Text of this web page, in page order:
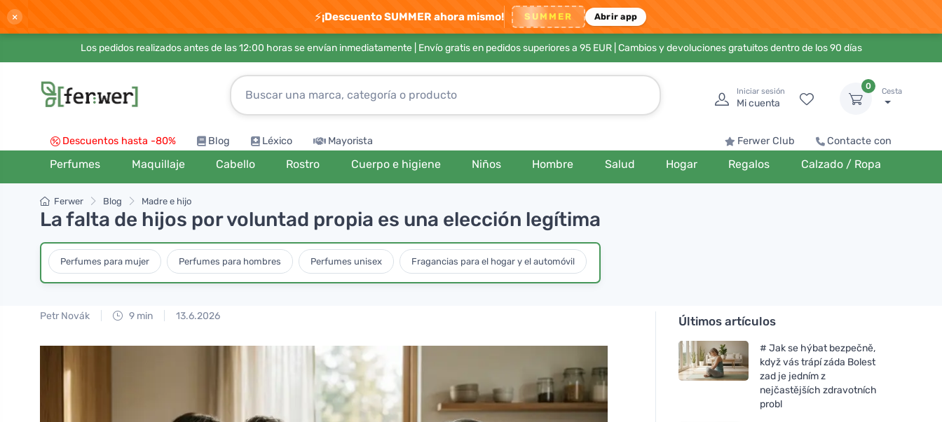
× ⚡¡Descuento SUMMER ahora mismo! SUMMER Abrir app
Los pedidos realizados antes de las 12:00 horas se envían inmediatamente | Envío gratis en pedidos superiores a 95 EUR| Cambios y devoluciones gratuitos dentro de los 90 días
Iniciar sesión
Mi cuenta
0
Cesta
Descuentos hasta -80% Blog Léxico Mayorista Ferwer Club Contacte con
Perfumes Maquillaje Cabello Rostro Cuerpo e higiene Niños Hombre Salud Hogar Regalos Calzado / Ropa
Ferwer Blog Madre e hijo
La falta de hijos por voluntad propia es una elección legítima
Perfumes para mujer Perfumes para hombres Perfumes unisex Fragancias para el hogar y el automóvil
Petr Novák 9 min 13.6.2026 Últimos artículos
# Jak se hýbat bezpečně,
když vás trápí záda Bolest
zad je jedním z
nejčastějších zdravotních
probl